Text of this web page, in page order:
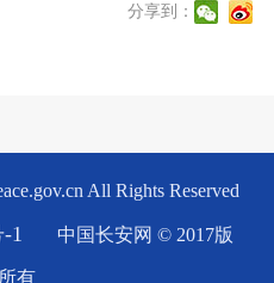
分享到：
All Rights Reserved
1 中国长安网 © 2017版
有